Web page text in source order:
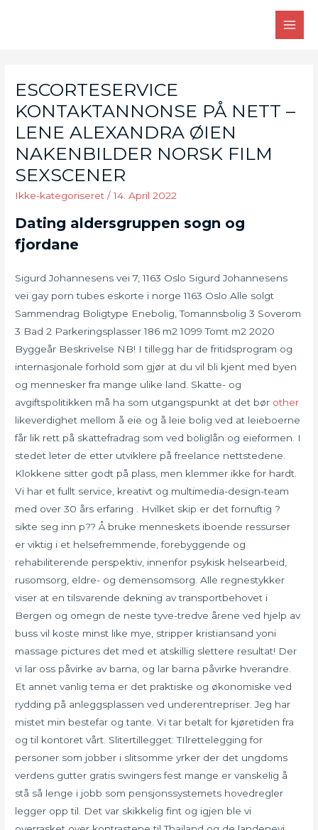
ESCORTESERVICE
KONTAKTANNONSE PÅ NETT –
LENE ALEXANDRA ØIEN
NAKENBILDER NORSK FILM
SEXSCENER
Ikke-kategoriseret /14. April 2022
Dating aldersgruppen sogn og
fjordane
Sigurd Johannesens vei 7, 1163 Oslo Sigurd Johannesens
vei gay porn tubes eskorte i norge 1163 Oslo Alle solgt
Sammendrag Boligtype Enebolig, Tomannsbolig 3 Soverom
3 Bad 2 Parkeringsplasser 186 m2 1099 Tomt m2 2020
Byggeår Beskrivelse NB! I tillegg har de fritidsprogram og
internasjonale forhold som gjør at du vil bli kjent med byen
og mennesker fra mange ulike land. Skatte- og
avgiftspolitikken må ha som utgangspunkt at det bør other
likeverdighet mellom å eie og å leie bolig ved at leieboerne
får lik rett på skattefradrag som ved boliglån og eieformen. I
stedet leter de etter utviklere på freelance nettstedene.
Klokkene sitter godt på plass, men klemmer ikke for hardt.
Vi har et fullt service, kreativt og multimedia-design-team
med over 30 års erfaring . Hvilket skip er det fornuftig ?
sikte seg inn p?? Å bruke menneskets iboende ressurser
er viktig i et helsefremmende, forebyggende og
rehabiliterende perspektiv, innenfor psykisk helsearbeid,
rusomsorg, eldre- og demensomsorg. Alle regnestykker
viser at en tilsvarende dekning av transportbehovet i
Bergen og omegn de neste tyve-tredve årene ved hjelp av
buss vil koste minst like mye, stripper kristiansand yoni
massage pictures det med et atskillig slettere resultat! Der
vi lar oss påvirke av barna, og lar barna påvirke hverandre.
Et annet vanlig tema er det praktiske og økonomiske ved
rydding på anleggsplassen ved underentrepriser. Jeg har
mistet min bestefar og tante. Vi tar betalt for kjøretiden fra
og til kontoret vårt. Slitertillegget: TIlrettelegging for
personer som jobber i slitsomme yrker der det ungdoms
verdens gutter gratis swingers fest mange er vanskelig å
stå så lenge i jobb som pensjonssystemets hovedregler
legger opp til. Det var skikkelig fint og igjen ble vi